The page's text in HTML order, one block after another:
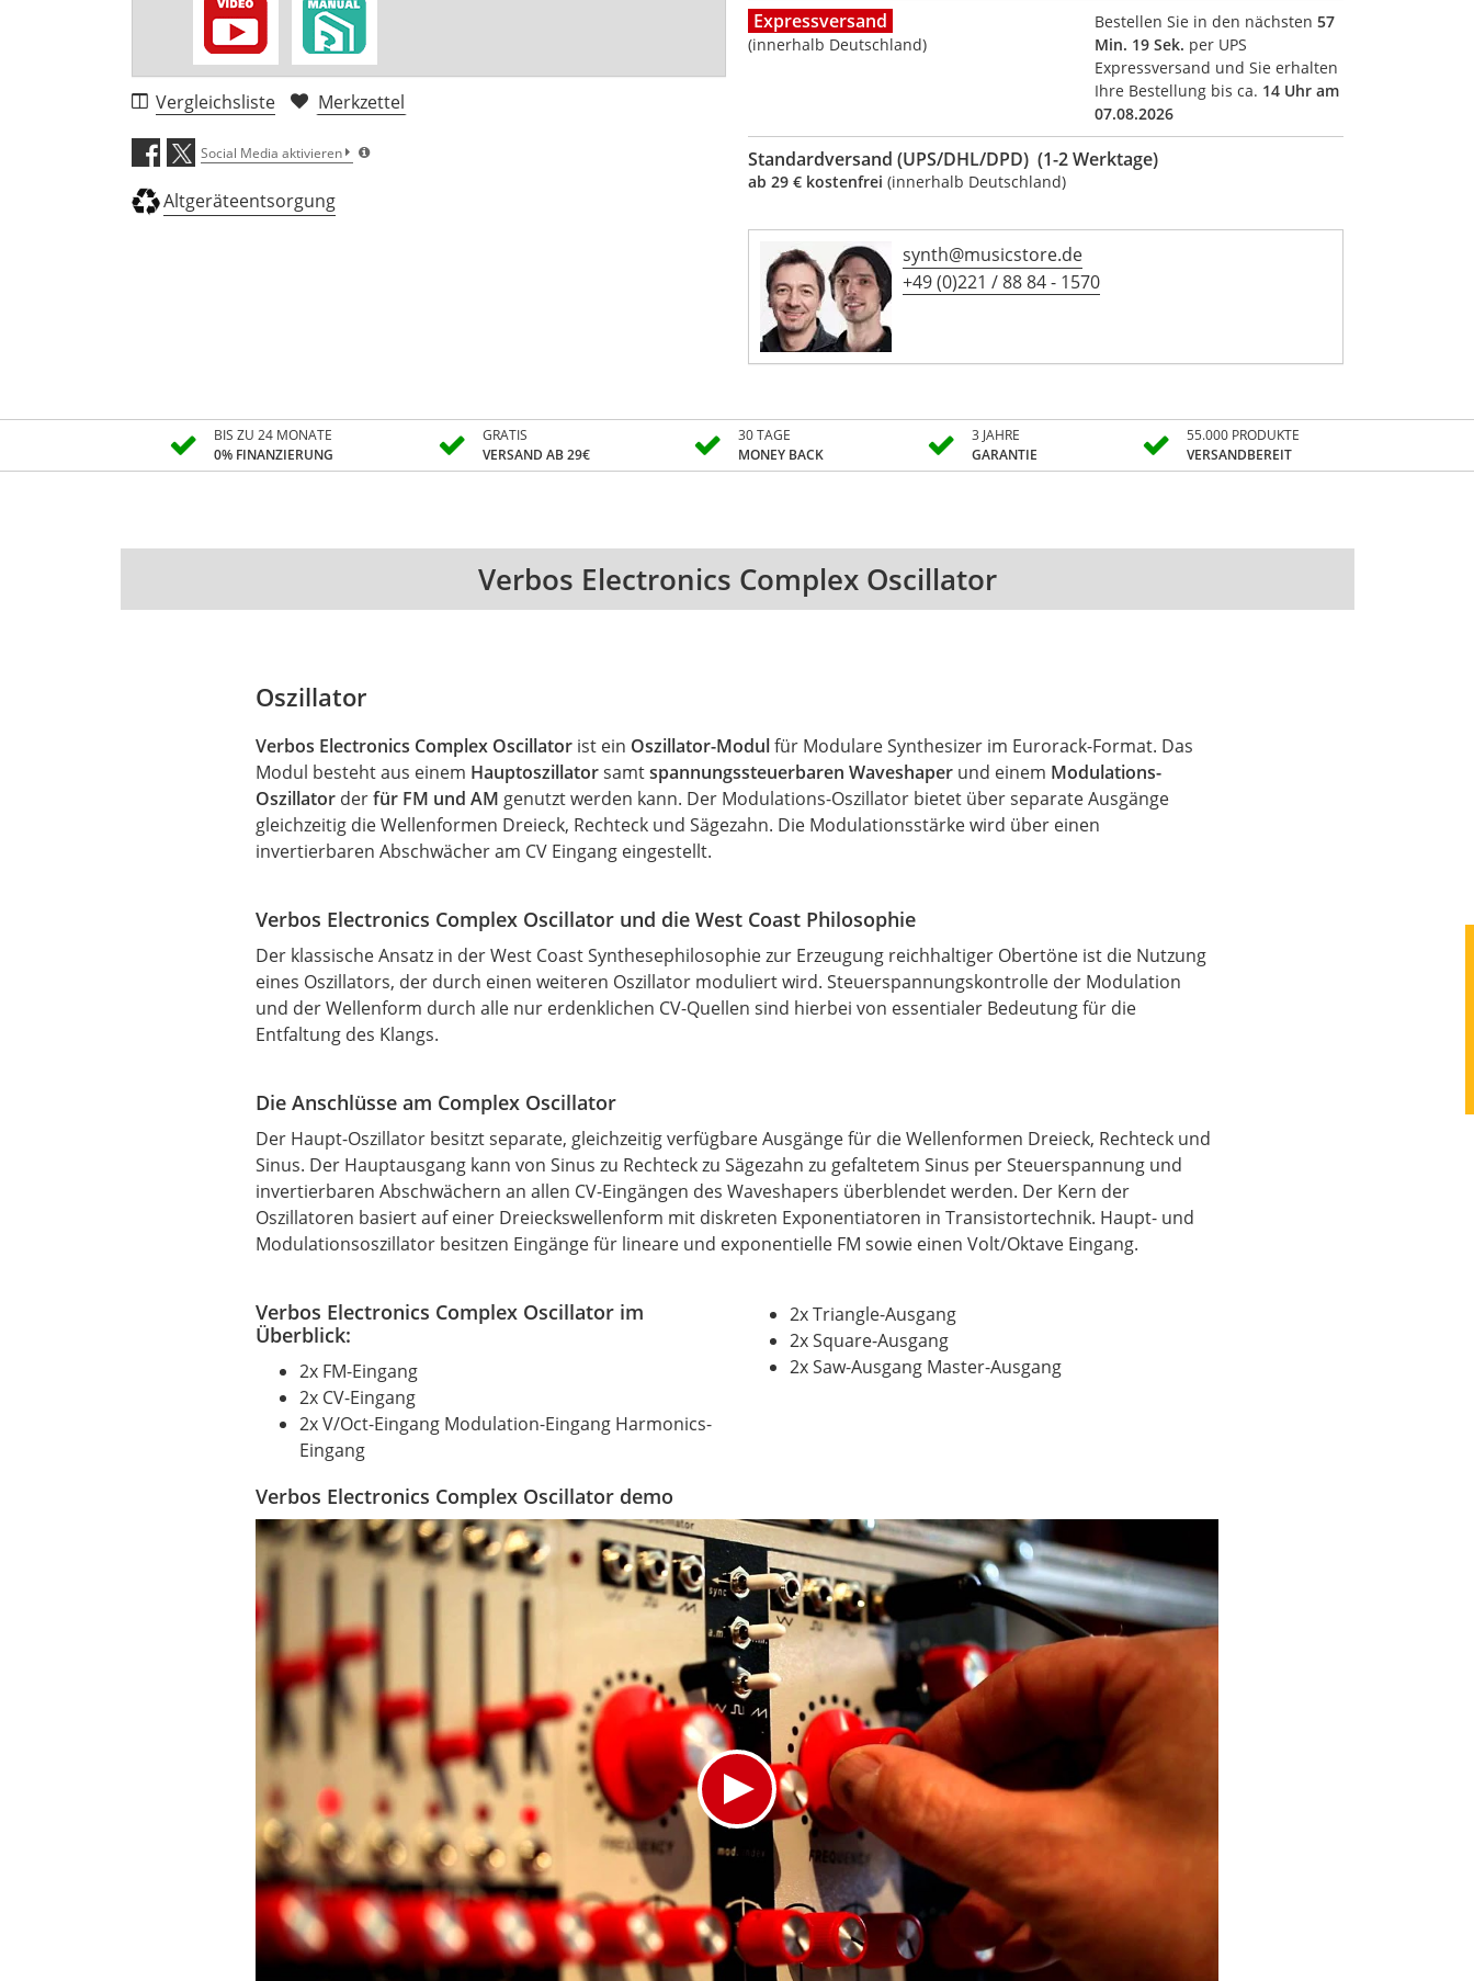
Vergleichsliste Merkzettel
Social Media aktivieren
Altgeräteentsorgung
Expressversand
(innerhalb Deutschland)
Bestellen Sie in den nächsten57
Min. 18 Sek. per UPS
Expressversand und Sie erhalten
Ihre Bestellung bis ca. 14 Uhr am
07.08.2026
Standardversand (UPS/DHL/DPD) (1-2 Werktage)
ab 29 € kostenfrei (innerhalb Deutschland)
synth@musicstore.de
+49 (0)221 / 88 84 - 1570
BIS ZU 24 MONATE
0% FINANZIERUNG
GRATIS
VERSAND AB 29€
30 TAGE
MONEY BACK
3 JAHRE
GARANTIE
55.000 PRODUKTE
VERSANDBEREIT
Verbos Electronics Complex Oscillator
Oszillator
Verbos Electronics Complex Oscillator ist ein Oszillator-Modulfür Modulare Synthesizer im Eurorack-Format. Das
Modul besteht aus einem Hauptoszillatorsamtspannungssteuerbaren Waveshaper und einem Modulations-
Oszillator derfür FM und AM genutzt werden kann. Der Modulations-Oszillator bietet über separate Ausgänge
gleichzeitig die Wellenformen Dreieck, Rechteck und Sägezahn. Die Modulationsstärke wird über einen
invertierbaren Abschwächer am CV Eingang eingestellt.
Verbos Electronics Complex Oscillator und die West Coast Philosophie
Der klassische Ansatz in der West Coast Synthesephilosophie zur Erzeugung reichhaltiger Obertöne ist die Nutzung
eines Oszillators, der durch einen weiteren Oszillator moduliert wird. Steuerspannungskontrolle der Modulation
und der Wellenform durch alle nur erdenklichen CV-Quellen sind hierbei von essentialer Bedeutung für die
Entfaltung des Klangs.
Die Anschlüsse am Complex Oscillator
Der Haupt-Oszillator besitzt separate, gleichzeitig verfügbare Ausgänge für die Wellenformen Dreieck, Rechteck und
Sinus. Der Hauptausgang kann von Sinus zu Rechteck zu Sägezahn zu gefaltetem Sinus per Steuerspannung und
invertierbaren Abschwächern an allen CV-Eingängen des Waveshapers überblendet werden. Der Kern der
Oszillatoren basiert auf einer Dreieckswellenform mit diskreten Exponentiatoren in Transistortechnik. Haupt- und
Modulationsoszillator besitzen Eingänge für lineare und exponentielle FM sowie einen Volt/Oktave Eingang.
Verbos Electronics Complex Oscillator im
Überblick:
2x FM-Eingang
2x CV-Eingang
2x V/Oct-Eingang Modulation-Eingang Harmonics-
Eingang
2x Triangle-Ausgang
2x Square-Ausgang
2x Saw-Ausgang Master-Ausgang
Verbos Electronics Complex Oscillator demo